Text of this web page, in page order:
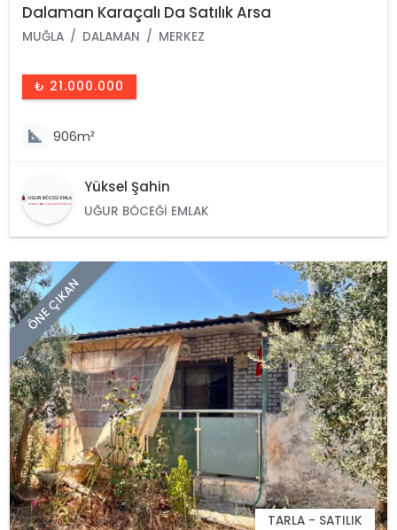
Dalaman Karaçalı Da Satılık Arsa
MUĞLA DALAMAN MERKEZ
₺ 21.000.000
906m²
Yüksel Şahin
UĞUR BÖCEĞI EMLAK
ÖNE ÇIKAN
TARLA - SATILIK